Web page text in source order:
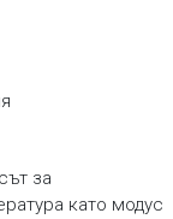
за
като модус